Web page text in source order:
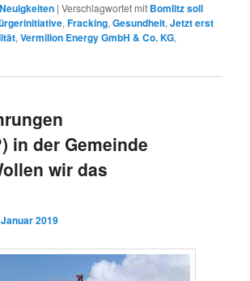
Neuigkeiten |Verschlagwortet mit Bomlitz soll
,Fracking,Gesundheit,Jetzt erst
,Vermilion Energy GmbH & Co. KG,
in der Gemeinde
wir das
2019